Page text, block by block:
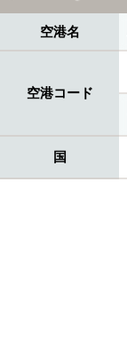
空港名
空港コード
国